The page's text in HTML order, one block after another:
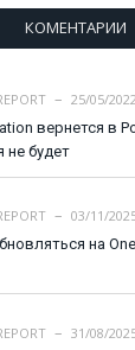
КОМЕНТАРИИ
25/05/
вернется в
не будет
03/11/
на
31/08/